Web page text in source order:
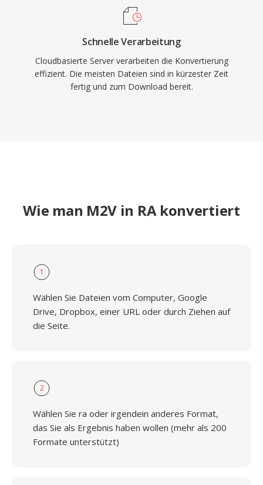
Schnelle Verarbeitung
Cloudbasierte Server verarbeiten die Konvertierung
effizient. Die meisten Dateien sind in kürzester Zeit
fertig und zum Download bereit.
Wie man M2V in RA konvertiert
1
Wählen Sie Dateien vom Computer, Google
Drive, Dropbox, einer URL oder durch Ziehen auf
die Seite.
2
Wählen Sie ra oder irgendein anderes Format,
das Sie als Ergebnis haben wollen (mehr als 200
Formate unterstützt)